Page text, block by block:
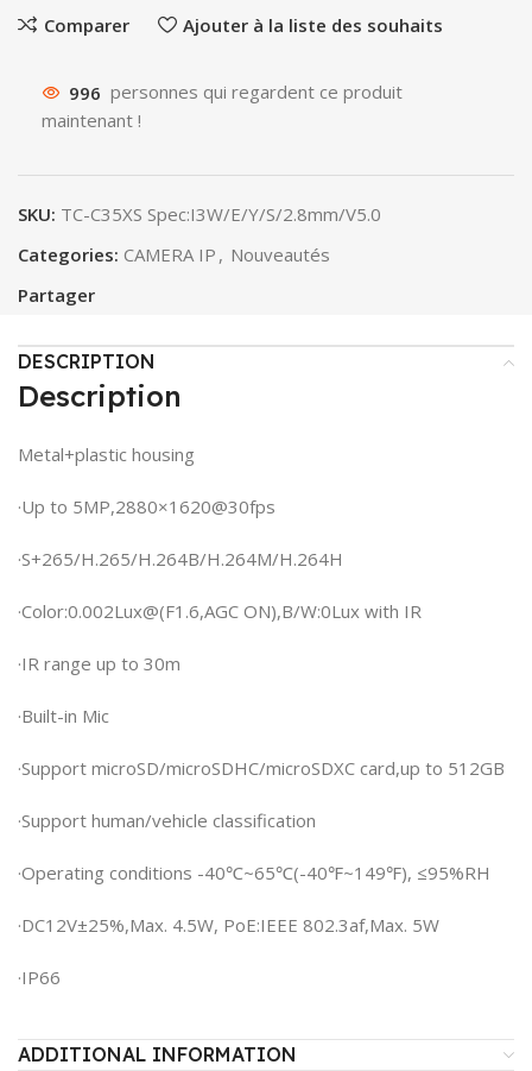
Comparer Ajouter à la liste des souhaits
996 personnes qui regardent ce produit
maintenant !
SKU: TC-C35XS Spec:I3W/E/Y/S/2.8mm/V5.0
Categories: CAMERA IP , Nouveautés
Partager
DESCRIPTION
Description
Metal+plastic housing
·Up to 5MP,2880×1620@30fps
·S+265/H.265/H.264B/H.264M/H.264H
·Color:0.002Lux@(F1.6,AGC ON),B/W:0Lux with IR
·IR range up to 30m
·Built-in Mic
·Support microSD/microSDHC/microSDXC card,up to 512GB
·Support human/vehicle classification
·Operating conditions -40℃~65℃(-40℉~149℉), ≤95%RH
·DC12V±25%,Max. 4.5W, PoE:IEEE 802.3af,Max. 5W
·IP66
ADDITIONAL INFORMATION